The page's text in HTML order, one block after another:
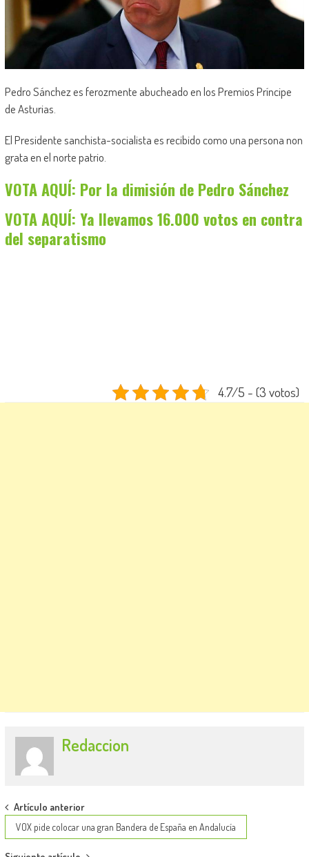
Pedro Sánchez es ferozmente abucheado en los Premios Príncipe
de Asturias.
El Presidente sanchista-socialista es recibido como una persona non
grata en el norte patrio.
VOTA AQUÍ: Por la dimisión de Pedro Sánchez
VOTA AQUÍ: Ya llevamos 16.000 votos en contra
del separatismo
4.7/5 - (3 votos)
Redaccion
Post
navigation
Artículo anterior
VOX pide colocar una gran Bandera de España en Andalucía